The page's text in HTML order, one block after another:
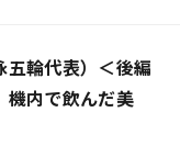
五輪代表）＜後編
機内で飲んだ美